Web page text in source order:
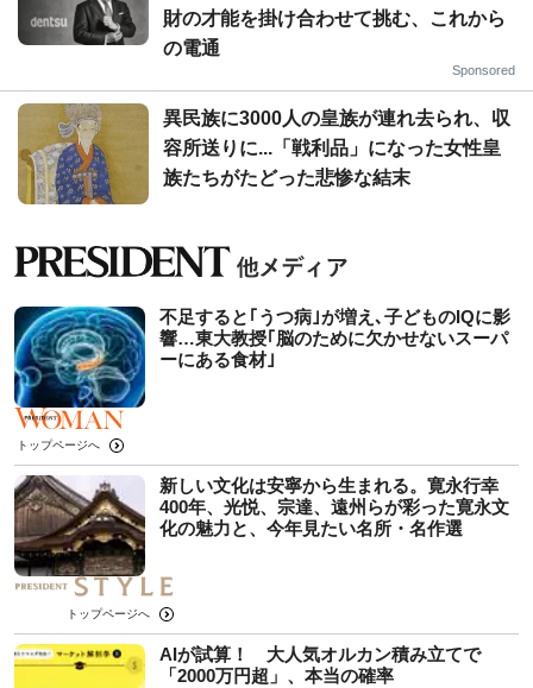
財の才能を掛け合わせて挑む、これから
の電通
Sponsored
異民族に3000人の皇族が連れ去られ、収
容所送りに...「戦利品」になった女性皇
族たちがたどった悲惨な結末
不足すると｢うつ病｣が増え､子どものIQに影
響…東大教授｢脳のために欠かせないスーパ
ーにある食材｣
トップページへ
新しい文化は安寧から生まれる。寛永行幸
400年、光悦、宗達、遠州らが彩った寛永文
化の魅力と、今年見たい名所・名作選
トップページへ
AIが試算！ 大人気オルカン積み立てで
「2000万円超」、本当の確率